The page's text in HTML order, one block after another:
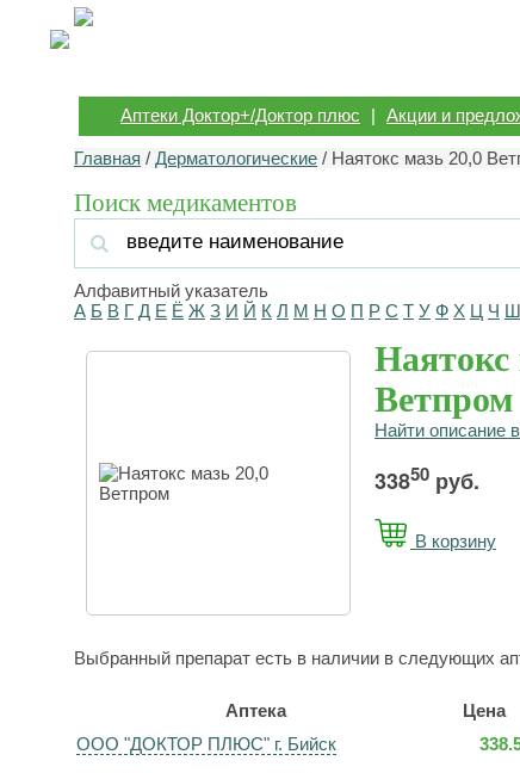
Аптеки Доктор+/Доктор плюс | Акции и
Главная / Дерматологические / Наятокс мазь 20,0
Поиск медикаментов
Алфавитный указатель
А Б В Г Д Е Ё Ж З И Й К Л М Н О П Р С Т У Ф Х Ц Ч Ш
Наятокс
Ветпром
Найти описание
33850 руб.
В корзину
Выбранный препарат есть в наличии в следующих
Аптека Цена
ООО "ДОКТОР ПЛЮС" г. Бийск